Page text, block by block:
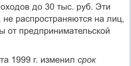
до 30 тыс. руб. Эти
распространяются на лиц,
от предпринима­тельской
1999 г. изменил срок